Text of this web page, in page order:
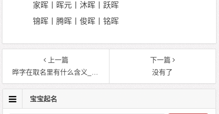
家晖丨晖元丨沐晖丨跃晖
锦晖丨腾晖丨俊晖丨铭晖
上一篇
晔字在取名里有什么含义_晔字五行属什么
下一篇
没有了
宝宝起名